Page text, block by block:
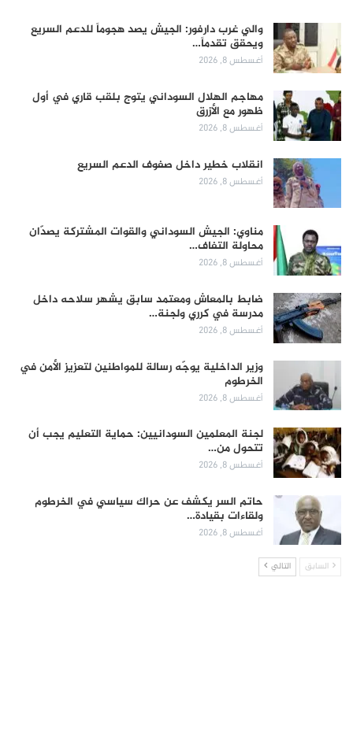
والي غرب دارفور: الجيش يصد هجوماً للدعم السريع
ويحقق تقدماً…
أغسطس 8, 2026
مهاجم الهلال السوداني يتوج بلقب قاري في أول
ظهور مع الأزرق
أغسطس 8, 2026
انقلاب خطير داخل صفوف الدعم السريع
أغسطس 8, 2026
مناوي: الجيش السوداني والقوات المشتركة يصدّان
محاولة التفاف…
أغسطس 8, 2026
ضابط بالمعاش ومعتمد سابق يشهر سلاحه داخل
مدرسة في كرري ولجنة…
أغسطس 8, 2026
وزير الداخلية يوجّه رسالة للمواطنين لتعزيز الأمن في
الخرطوم
أغسطس 8, 2026
لجنة المعلمين السودانيين: حماية التعليم يجب أن
تتحول من…
أغسطس 8, 2026
حاتم السر يكشف عن حراك سياسي في الخرطوم
ولقاءات بقيادة…
أغسطس 8, 2026
السابق التالي